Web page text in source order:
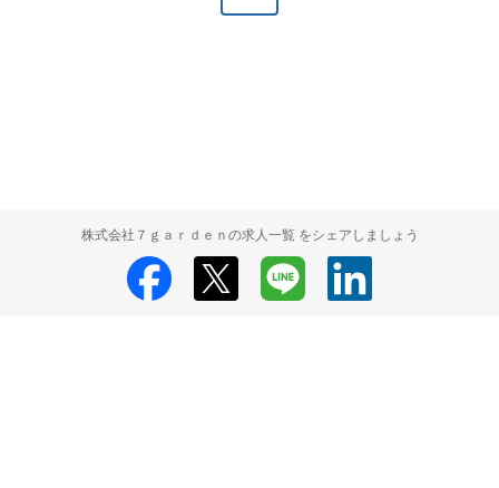
株式会社７ｇａｒｄｅｎの求人一覧 をシェアしましょう